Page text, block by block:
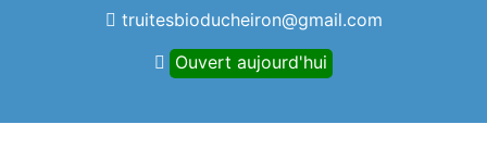
truitesbioducheiron@gmail.com
Ouvert aujourd'hui